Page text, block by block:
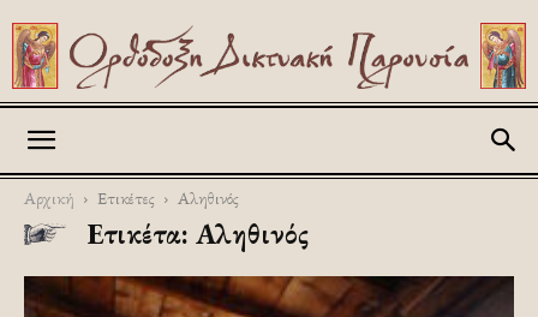
Αρχική Ετικέτες Αληθινός
Ετικέτα: Αληθινός